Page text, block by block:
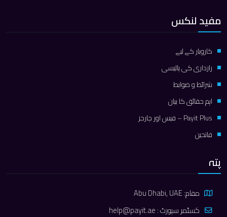
مفید لنکس
کاروبار کے لیے
رازداری کی پالیسی
شرائط و ضوابط
اہم حقائق کا بیان
Payit Plus – فیس اور چارجز
فاتحین
پتہ
مقام: Abu Dhabi, UAE
کسٹمر سپورٹ :help@payit.ae